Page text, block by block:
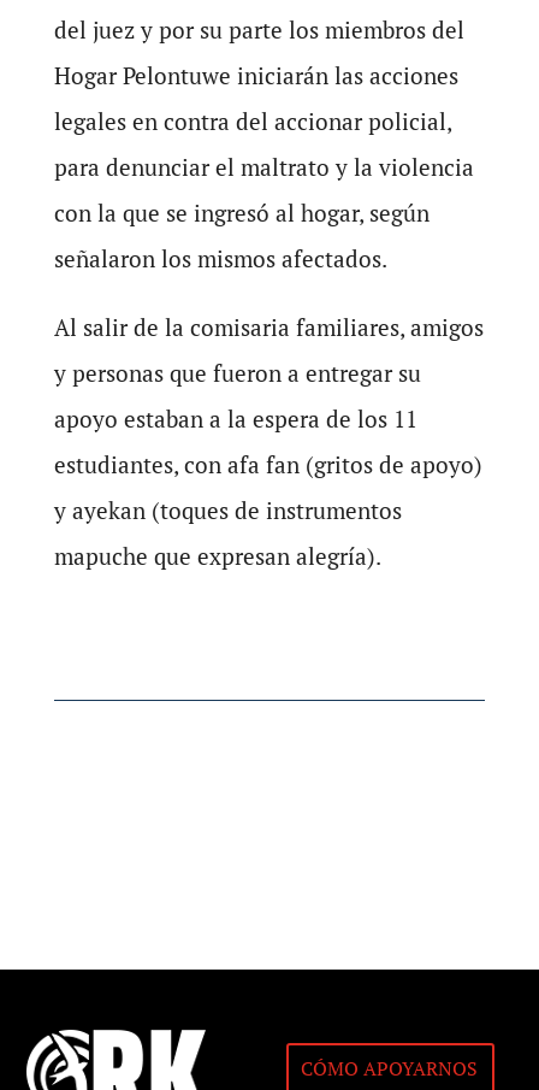
del juez y por su parte los miembros del
Hogar Pelontuwe iniciarán las acciones
legales en contra del accionar policial,
para denunciar el maltrato y la violencia
con la que se ingresó al hogar, según
señalaron los mismos afectados.
Al salir de la comisaria familiares, amigos
y personas que fueron a entregar su
apoyo estaban a la espera de los 11
estudiantes, con afa fan (gritos de apoyo)
y ayekan (toques de instrumentos
mapuche que expresan alegría).
CÓMO APOYARNOS